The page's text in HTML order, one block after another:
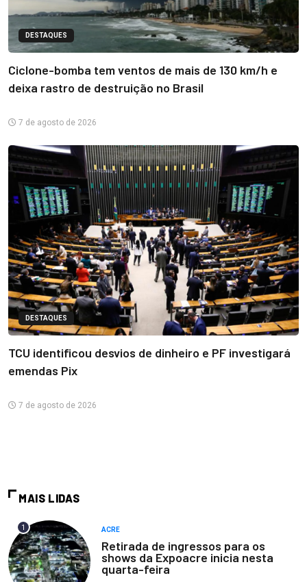
DESTAQUES
Ciclone-bomba tem ventos de mais de 130 km/h e
deixa rastro de destruição no Brasil
7 de agosto de 2026
DESTAQUES
TCU identificou desvios de dinheiro e PF investigará
emendas Pix
7 de agosto de 2026
MAIS LIDAS
1 ACRE
Retirada de ingressos para os
shows da Expoacre inicia nesta
quarta-feira